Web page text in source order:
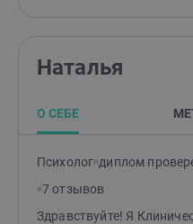
Наталья
О СЕБЕ
Психолог диплом
7 отзывов
Здравствуйте! Я